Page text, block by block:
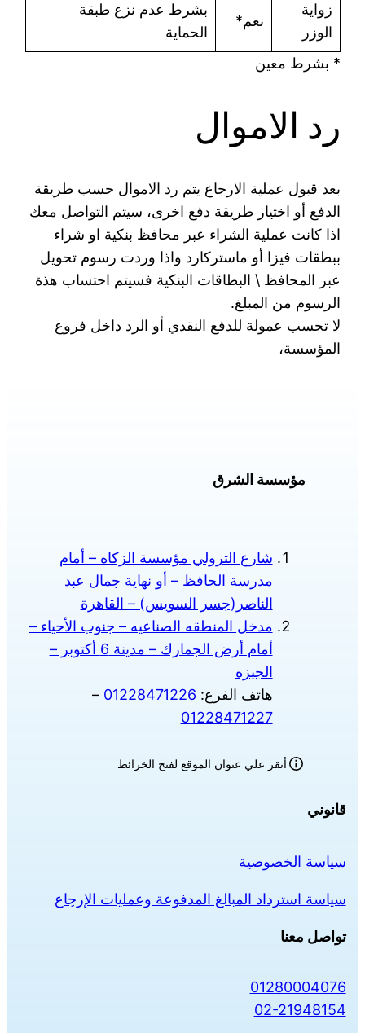
زواية
الوزر
نعم*
بشرط عدم نزع طبقة
الحماية
* بشرط معين
رد الاموال
بعد قبول عملية الارجاع يتم رد الاموال حسب طريقة
الدفع أو اختيار طريقة دفع اخرى، سيتم التواصل معك
اذا كانت عملية الشراء عبر محافظ بنكية او شراء
ببطقات فيزا أو ماستركارد واذا وردت رسوم تحويل
عبر المحافظ \ البطاقات البنكية فسيتم احتساب هذة
الرسوم من المبلغ.
لا تحسب عمولة للدفع النقدي أو الرد داخل فروع
المؤسسة،
مؤسسة الشرق
شارع الترولي مؤسسة الزكاه – أمام
مدرسة الحافظ – أو نهاية جمال عبد
الناصر(جسر السويس) – القاهرة
مدخل المنطقه الصناعيه – جنوب الأحياء –
أمام أرض الجمارك – مدينة 6 أكتوبر –
الجيزه
هاتف الفرع: 01228471226
–
01228471227
أنقر علي عنوان الموقع لفتح الخرائط
قانوني
سياسة الخصوصية
سياسة استرداد المبالغ المدفوعة وعمليات الإرجاع
تواصل معنا
01280004076
02-21948154